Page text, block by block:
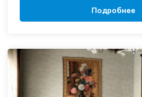
Подробнее